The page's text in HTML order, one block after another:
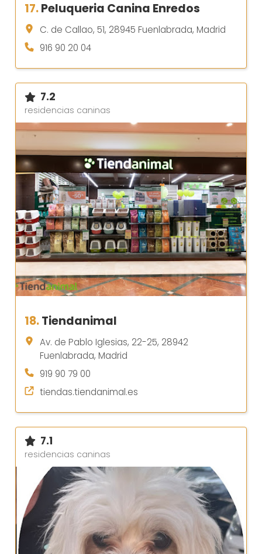
17.Peluqueria Canina Enredos
C. de Callao, 51, 28945 Fuenlabrada, Madrid
916 90 20 04
7.2
residencias caninas
18.Tiendanimal
Av. de Pablo Iglesias, 22-25, 28942
Fuenlabrada, Madrid
919 90 79 00
tiendas.tiendanimal.es
7.1
residencias caninas